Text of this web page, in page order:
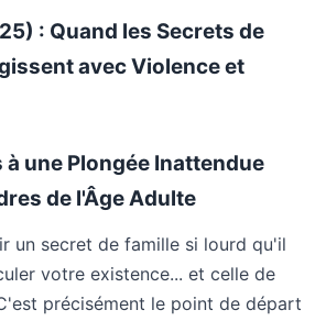
: Quand les Secrets de
avec Violence et
une Plongée Inattendue
de l'Âge Adulte
un secret de famille si lourd qu'il
votre existence... et celle de
précisément le point de départ